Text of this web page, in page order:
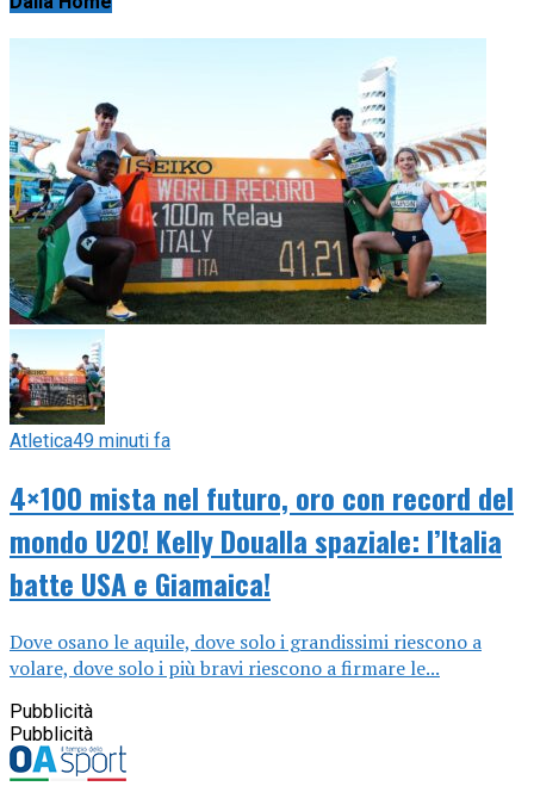
Atletica49 minuti fa
4×100 mista nel futuro, oro con record del
mondo U20! Kelly Doualla spaziale: l’Italia
batte USA e Giamaica!
Dove osano le aquile, dove solo i grandissimi riescono a
volare, dove solo i più bravi riescono a firmare le...
Pubblicità
Pubblicità